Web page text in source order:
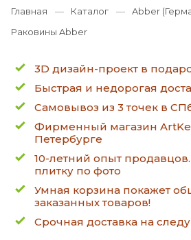
Главная — Каталог — Abber
Раковины Abber
3D дизайн-проект в
Быстрая и недорогая
Самовывоз из 3 точек в
Фирменный магазин
Петербурге
10-летний опыт
плитку по фото
Умная корзина покажет
заказанных товаров!
Срочная доставка на